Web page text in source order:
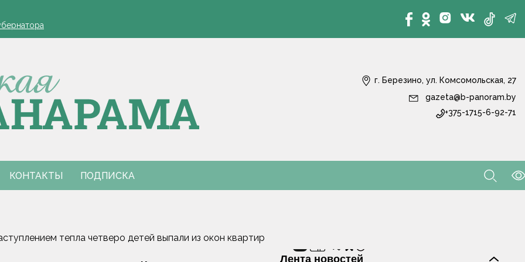
Минской области в 2027 году
туризм
Минской области в 2027 году
туризм
г. Березино, ул. Комсомольская, 27
gazeta@b-panoram.by
+375-1715-6-92-71
КОНТАКТЫ ПОДПИСКА
тепла четверо детей выпали из окон квартир
Лента новостей